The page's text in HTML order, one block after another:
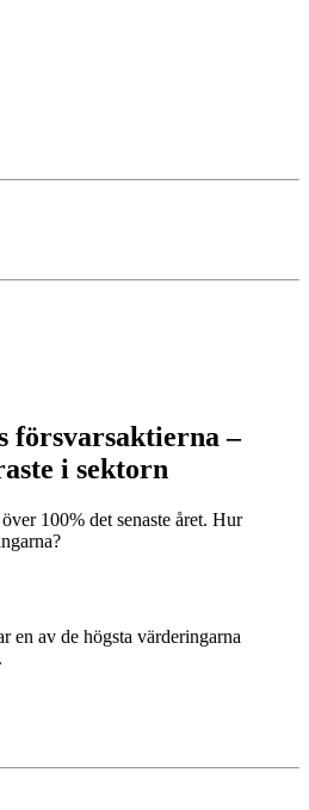
försvarsaktierna –
i sektorn
100% det senaste året. Hur
en av de högsta värderingarna